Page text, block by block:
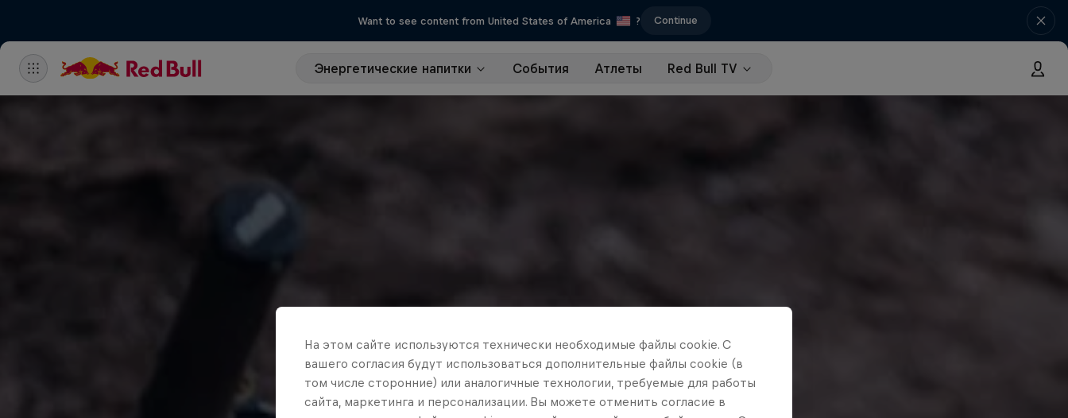
Want to see content from United States of America ? Continue
Энергетические напитки События Атлеты Red Bull TV
На этом сайте иcпользуются технически необходимые файлы cookie. С
вашего согласия будут использоваться дополнительные файлы cookie (в
том числе сторонние) или аналогичные технологии, требуемые для работы
сайта, маркетинга и персонализации. Вы можете отменить согласие в